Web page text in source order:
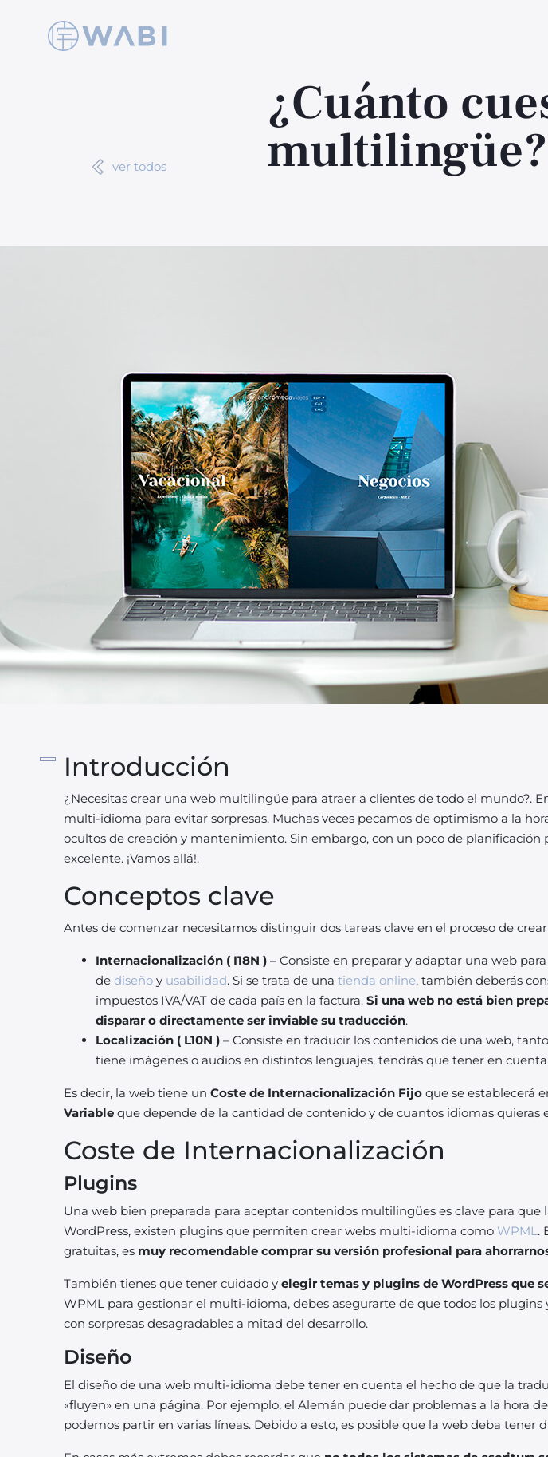
ver todos
¿Cuánto
multilingüe?
Introducción
¿Necesitas crear una web multilingüe para atraer a clientes de todo el mundo?.
multi-idioma para evitar sorpresas. Muchas veces pecamos de optimismo a la
ocultos de creación y mantenimiento. Sin embargo, con un poco de planificación
excelente. ¡Vamos allá!.
Conceptos clave
Antes de comenzar necesitamos distinguir dos tareas clave en el proceso de
Internacionalización ( I18N ) – Consiste en preparar y adaptar una web
de diseño y usabilidad. Si se trata de una tienda online, también deberás
impuestos IVA/VAT de cada país en la factura. Si una web no está bien
disparar o directamente ser inviable su traducción.
Localización ( L10N ) – Consiste en traducir los contenidos de una web,
tiene imágenes o audios en distintos lenguajes, tendrás que tener en
Es decir, la web tiene un Coste de Internacionalización Fijo que se establecerá
Variable que depende de la cantidad de contenido y de cuantos idiomas quieras
Coste de Internacionalización
Plugins
Una web bien preparada para aceptar contenidos multilingües es clave para
WordPress, existen plugins que permiten crear webs multi-idioma como WPML.
gratuitas, es muy recomendable comprar su versión profesional para
También tienes que tener cuidado y elegir temas y plugins de WordPress que
WPML para gestionar el multi-idioma, debes asegurarte de que todos los
con sorpresas desagradables a mitad del desarrollo.
Diseño
El diseño de una web multi-idioma debe tener en cuenta el hecho de que la
«fluyen» en una página. Por ejemplo, el Alemán puede dar problemas a la hora
podemos partir en varias líneas. Debido a esto, es posible que la web deba tener